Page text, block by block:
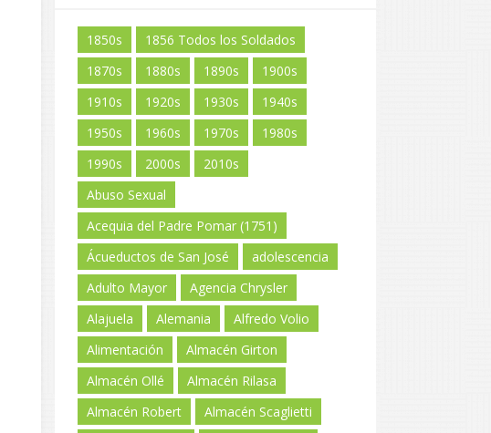
1850s
1856 Todos los Soldados
1870s
1880s 1890s
1900s
1910s
1920s 1930s
1940s
1950s
1960s 1970s
1980s
1990s
2000s
2010s
Abuso Sexual
Acequia del Padre Pomar (1751)
Ácueductos de San José
adolescencia
Adulto Mayor
Agencia Chrysler
Alajuela
Alemania
Alfredo Volio
Alimentación
Almacén Girton
Almacén Ollé
Almacén Rilasa
Almacén Robert
Almacén Scaglietti